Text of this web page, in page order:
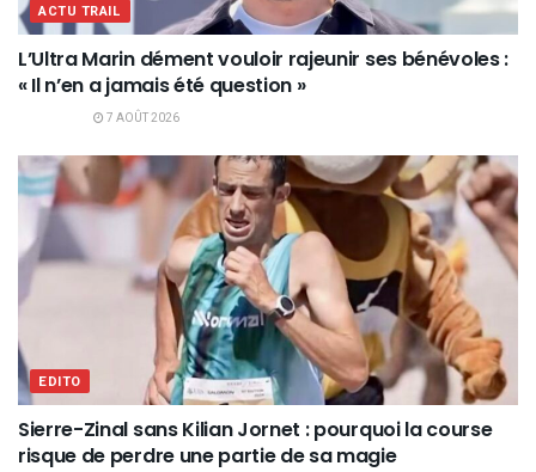
ACTU TRAIL
L’Ultra Marin dément vouloir rajeunir ses bénévoles :
« Il n’en a jamais été question »
7 AOÛT 2026
EDITO
Sierre-Zinal sans Kilian Jornet : pourquoi la course
risque de perdre une partie de sa magie